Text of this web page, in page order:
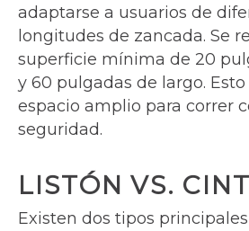
adaptarse a usuarios de
longitudes de zancada. Se
superficie mínima de 20
y 60 pulgadas de largo.
espacio amplio para correr
seguridad.
LISTÓN VS.
Existen dos tipos